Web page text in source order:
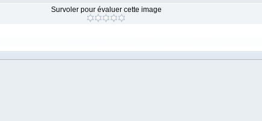
Survoler pour évaluer cette image